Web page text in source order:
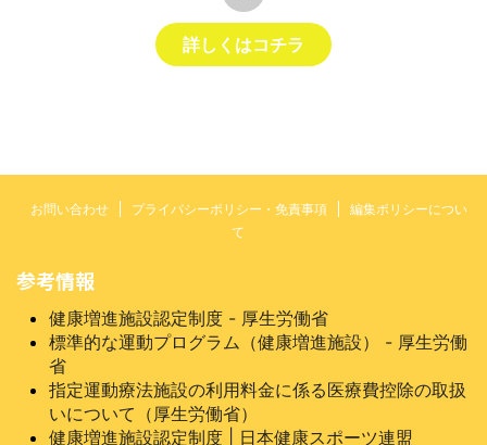
詳しくはコチラ
お問い合わせ プライバシーポリシー・免責事項
編集ポリシーについ
て
参考情報
健康増進施設認定制度 - 厚生労働省
標準的な運動プログラム（健康増進施設） - 厚生労働
省
指定運動療法施設の利用料金に係る医療費控除の取扱
いについて（厚生労働省）
健康増進施設認定制度 | 日本健康スポーツ連盟